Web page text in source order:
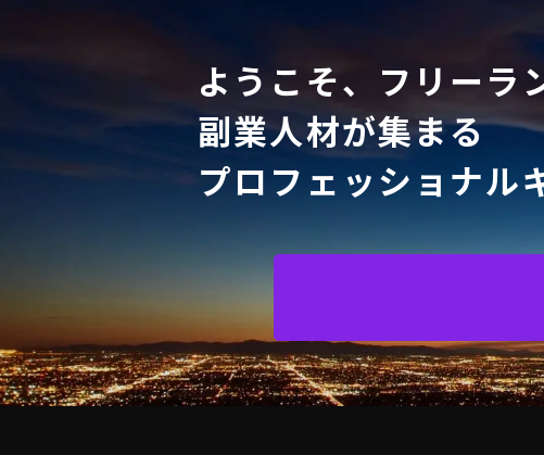
ようこそ、フリーラ
副業人材が集まる
プロフェッショナル